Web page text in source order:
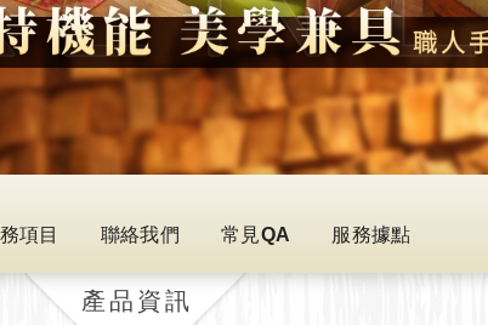
項目 聯絡我們 常見QA 服務據點
產品資訊